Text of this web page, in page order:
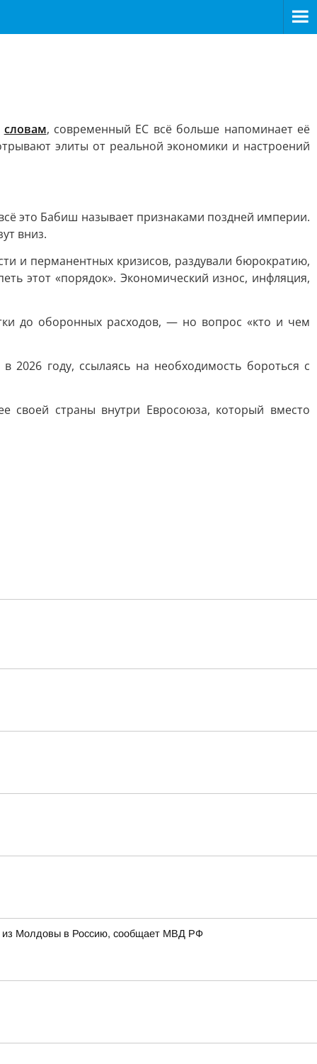
словам, современный ЕС всё больше напоминает её
элиты от реальной экономики и настроений
это Бабиш называет признаками поздней империи.
вниз.
и перманентных кризисов, раздували бюрократию,
этот «порядок». Экономический износ, инфляция,
до оборонных расходов, — но вопрос «кто и чем
году, ссылаясь на необходимость бороться с
своей страны внутри Евросоюза, который вместо
из Молдовы в Россию, сообщает МВД РФ